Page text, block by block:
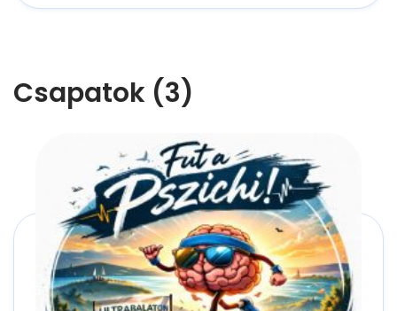
Csapatok (3)